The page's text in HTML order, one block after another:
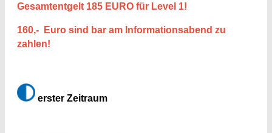
Gesamtentgelt 185 EURO für Level 1!
160,- Euro sind bar am Informationsabend zu
zahlen!
erster Zeitraum